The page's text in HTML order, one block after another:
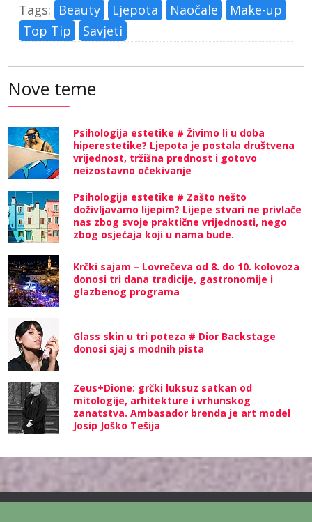
Tags: Beauty Ljepota Naočale
Make-up
Top Tip
Savjeti
Nove teme
Psihologija estetike # Živimo li u doba
hiperestetike? Ljepota je postala društvena
vrijednost, tržišna prednost i gotovo
neizostavno očekivanje
Psihologija estetike # Zašto nešto
doživljavamo lijepim? Lijepe stvari ne privlače
nas zbog svoje praktične vrijednosti, nego
zbog osjećaja koji u nama bude.
Krčki sajam – Lovrečeva od 8. do 10. kolovoza
donosi tri dana tradicije, gastronomije i
glazbenog programa
Glass skin u tri poteza # Dior Backstage
donosi sjaj s modnih pista
Zeus+Dione: grčki luksuz satkan od
mitologije, arhitekture i vrhunskog
zanatstva. Ambasador brenda je art model
Josip Joško Tešija